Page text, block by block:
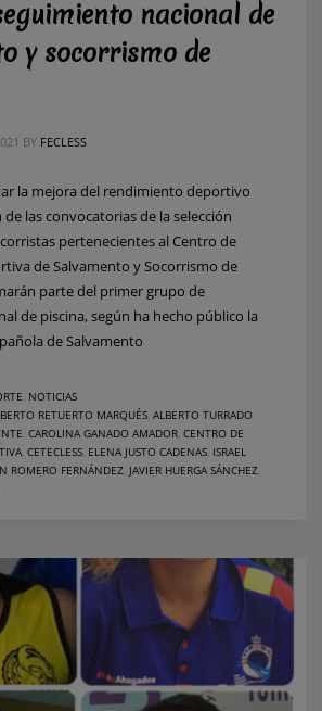
nacional de
y socorrismo de
BY FECLESS
la mejora del rendimiento deportivo
las convocatorias de la selección
pertenecientes al Centro de
de Salvamento y Socorrismo de
parte del primer grupo de
de piscina, según ha hecho público la
de Salvamento
NOTICIAS
RETUERTO MARQUÉS ALBERTO TURRADO
CAROLINA GANADO AMADOR CENTRO DE
CETECLESS ELENA JUSTO CADENAS ISRAEL
ROMERO FERNÁNDEZ JAVIER HUERGA SÁNCHEZ